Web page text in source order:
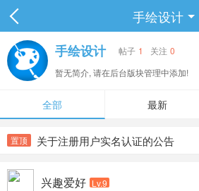
手绘设计
手绘设计 帖子 1 关注 0
暂无简介, 请在后台版块管理中添加!
全部 最新
置顶 关于注册用户实名认证的公告
兴趣爱好 Lv.9